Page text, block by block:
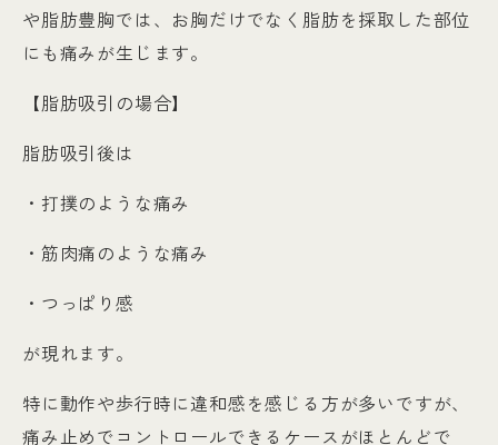
や脂肪豊胸では、お胸だけでなく脂肪を採取した部位
にも痛みが生じます。
【脂肪吸引の場合】
脂肪吸引後は
・打撲のような痛み
・筋肉痛のような痛み
・つっぱり感
が現れます。
特に動作や歩行時に違和感を感じる方が多いですが、
痛み止めでコントロールできるケースがほとんどで